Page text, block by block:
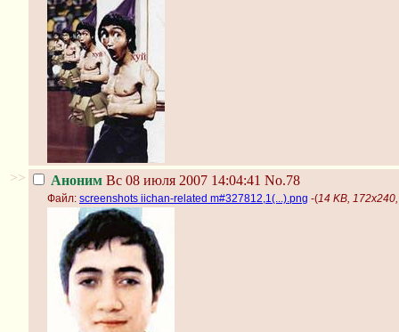
>> Аноним Вс 08 июля 2007 14:04:41 No.78
Файл: screenshots iichan-related m#327812,1(...).png -(14 KB,